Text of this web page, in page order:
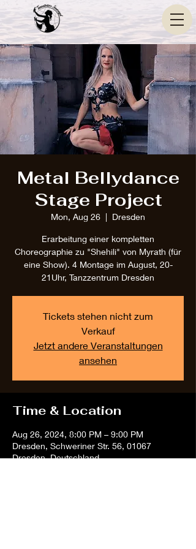
Metal Bellydance
Stage Project
Mon, Aug 26
  |
Dresden
Erarbeitung einer kompletten
Choreographie zu "Shehili" von Myrath (für
eine Show). 4 Montage im August, 20-
21Uhr, Tanzzentrum Dresden
Tickets stehen nicht zum
Verkauf
Jetzt andere Veranstaltungen
ansehen
Time & Location
Aug 26, 2024, 8:00 PM – 9:00 PM
Dresden, Schweriner Str. 56, 01067
Dresden, Deutschland